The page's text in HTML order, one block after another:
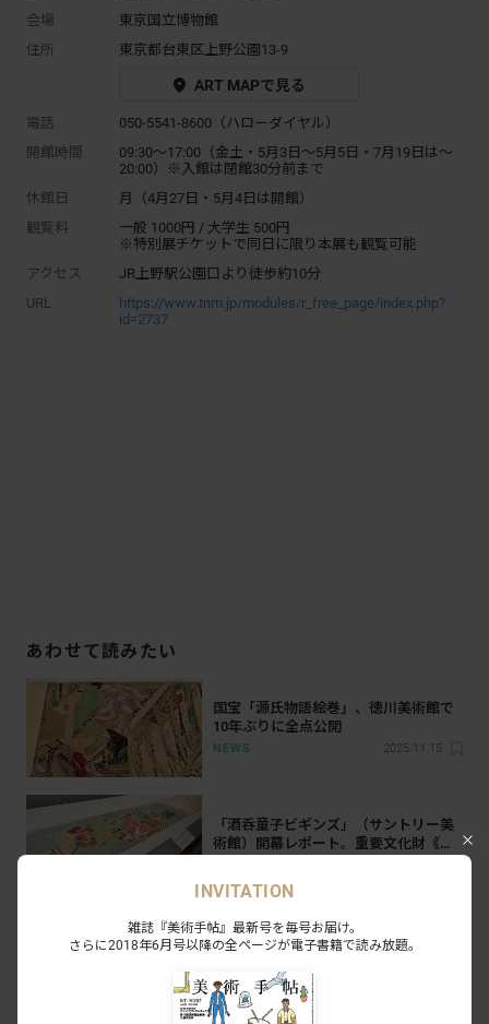
会場
東京国立博物館
住所
東京都台東区上野公園13-9
ART MAPで見る
電話
050-5541-8600（ハローダイヤル）
開館時間
09:30～17:00（金土・5月3日～5月5日・7月19日は〜
20:00）※入館は閉館30分前まで
休館日
月（4月27日・5月4日は開館）
観覧料
一般 1000円 / 大学生 500円
※特別展チケットで同日に限り本展も観覧可能
アクセス
JR上野駅公園口より徒歩約10分
URL
https://www.tnm.jp/modules/r_free_page/index.php?
id=2737
あわせて読みたい
国宝「源氏物語絵巻」、徳川美術館で
10年ぶりに全点公開
NEWS 2025.11.15
「酒呑童子ビギンズ」（サントリー美
術館）開幕レポート。重要文化財《酒
「公家の書－古筆・絵巻・古文書」
彫刻・工芸」（皇居三の丸尚蔵館）開
幕レポート
NEWS
INVITATION
雑誌『美術手帖』最新号を毎号お届け。
さらに2018年6月号以降の全ページが電子書籍で読み放題。